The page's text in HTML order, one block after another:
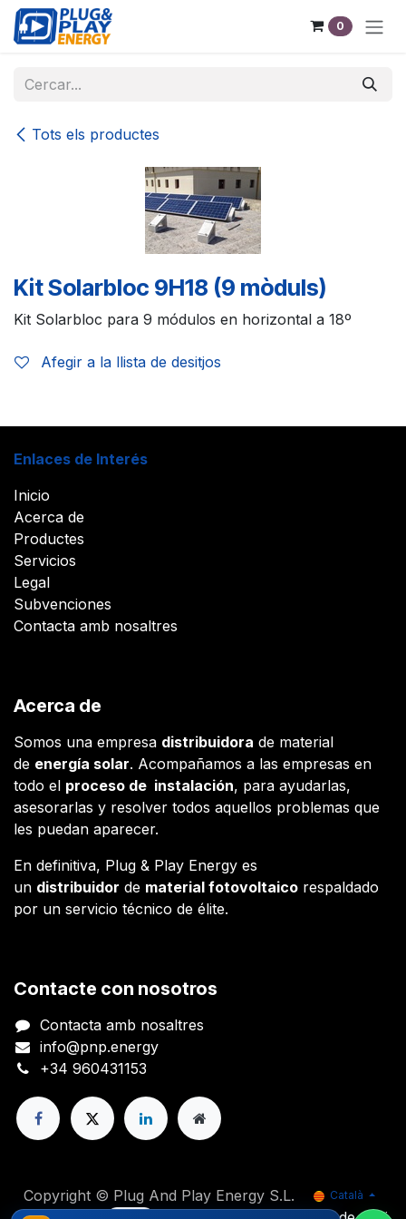
Skip to Content
0
Tots els productes
Kit Solarbloc 9H18 (9 mòduls)
Kit Solarbloc para 9 módulos en horizontal a 18º
Afegir a la llista de desitjos
Enlaces de Interés
Inicio
Acerca de
Productes
Servicios
Legal
Subvenciones
Contacta amb nosaltres
Acerca de
Somos una empresa distribuidora de material
de energía solar. Acompañamos a las empresas en
todo el proceso de instalación, para ayudarlas,
asesorarlas y resolver todos aquellos problemas que
les puedan aparecer.
En definitiva, Plug & Play Energy es
un distribuidor de material fotovoltaico respaldado
por un servicio técnico de élite.
Contacte con nosotros
Contacta amb nosaltres
info@pnp.energy
+34 960431153
Copyright © Plug And Play Energy S.L. Català